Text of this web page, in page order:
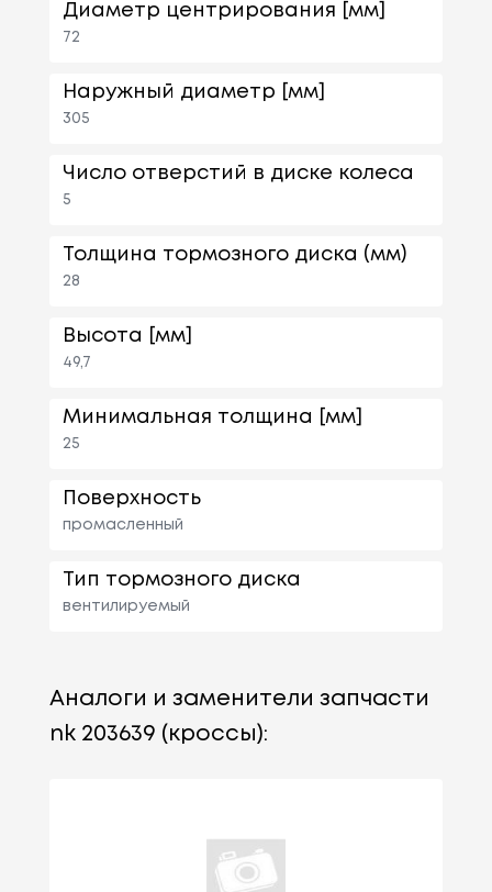
Диаметр центрирования [мм]
72
Наружный диаметр [мм]
305
Число отверстий в диске колеса
5
Толщина тормозного диска (мм)
28
Высота [мм]
49,7
Минимальная толщина [мм]
25
Поверхность
промасленный
Тип тормозного диска
вентилируемый
Аналоги и заменители запчасти
nk 203639 (кроссы):